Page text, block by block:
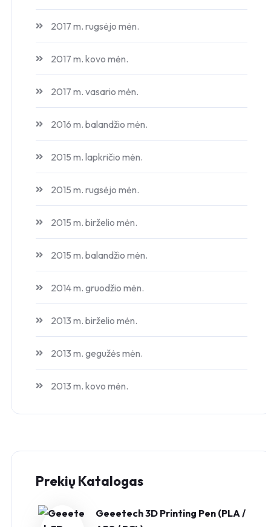
2017 m. rugsėjo mėn.
2017 m. kovo mėn.
2017 m. vasario mėn.
2016 m. balandžio mėn.
2015 m. lapkričio mėn.
2015 m. rugsėjo mėn.
2015 m. birželio mėn.
2015 m. balandžio mėn.
2014 m. gruodžio mėn.
2013 m. birželio mėn.
2013 m. gegužės mėn.
2013 m. kovo mėn.
Prekių Katalogas
Geeetech 3D Printing Pen (PLA /